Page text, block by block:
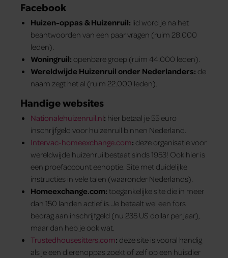
Facebook
Huizen-oppas & Huizenruil: lid word je na het
beantwoorden van een paar vragen (ruim 28.000
leden).
Woningruil: openbare groep (ruim 44.000 leden).
Wereldwijde Huizenruil onder Nederlanders: de
naam zegt het al (ruim 22.000 leden).
Handige websites
Nationalehuizenruil.nl: hier betaal je 55 euro
inschrijfgeld voor huizenruil binnen Nederland.
Intervac-homeexchange.com: deze organisatie voor
wereldwijde huizenruilbestaat sinds 1953! Ook hier is
een proefaccount eenoptie. Site met duidelijke
instructies in vele talen (waaronder Nederlands).
Homeexchange.com: toegankelijke site die in meer
dan 150 landen actief is. Je betaalt wel een fors
bedrag aan inschrijfgeld (nu 235 US dollar per jaar),
maar dan heb je ook wat.
Trustedhousesitters.com: deze site is vooral handig
als je een dierenoppas zoekt of zelf op een huisdier